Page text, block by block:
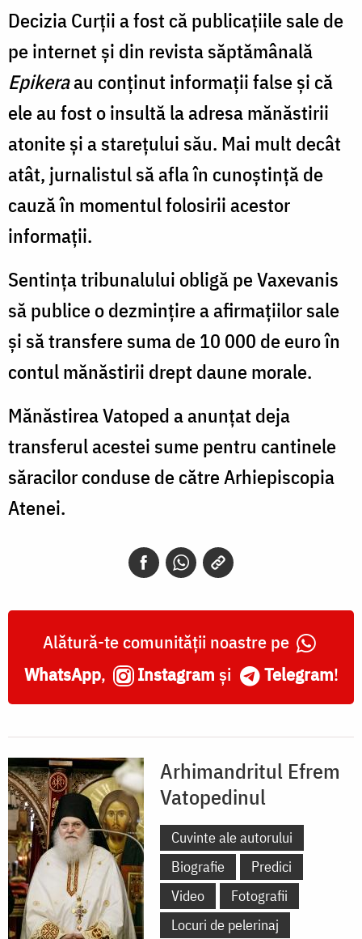
Decizia Curții a fost că publicațiile sale de
pe internet și din revista săptămânală
Epikeraau conținut informații false și că
ele au fost o insultă la adresa mănăstirii
atonite și a starețului său. Mai mult decât
atât, jurnalistul să afla în cunoștință de
cauză în momentul folosirii acestor
informații.
Sentința tribunalului obligă pe Vaxevanis
să publice o dezmințire a afirmațiilor sale
și să transfere suma de 10 000 de euro în
contul mănăstirii drept daune morale.
Mănăstirea Vatoped a anunțat deja
transferul acestei sume pentru cantinele
săracilor conduse de către Arhiepiscopia
Atenei.
Alătură-te comunității noastre pe
WhatsApp, Instagram și Telegram!
Arhimandritul Efrem
Vatopedinul
Cuvinte ale autorului
Biografie
Predici
Video
Fotografii
Locuri de pelerinaj